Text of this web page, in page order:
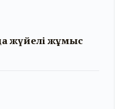
жүйелі жұмыс